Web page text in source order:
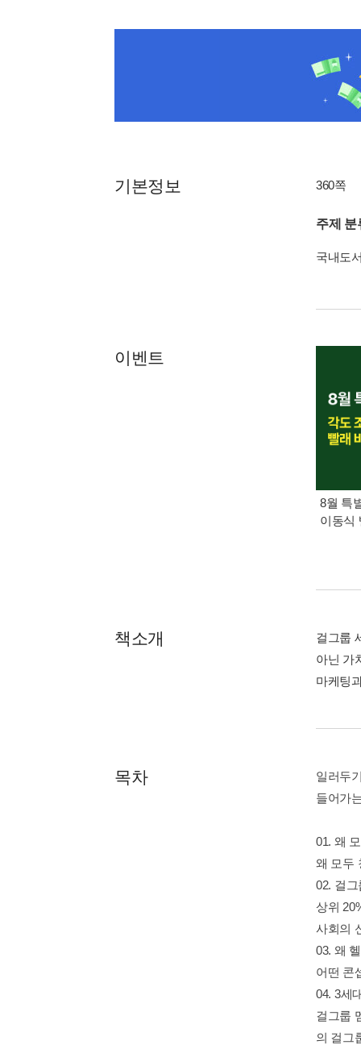
기본정보 360쪽
주제 분
국내도
이벤트
8월 특
이동식
책소개
걸그룹
아닌 가
마케팅
목차
일러두
들어가
01. 왜
왜 모두
02. 걸
상위
사회의
03. 왜
어떤 콘
04. 3세
걸그룹
의 걸그